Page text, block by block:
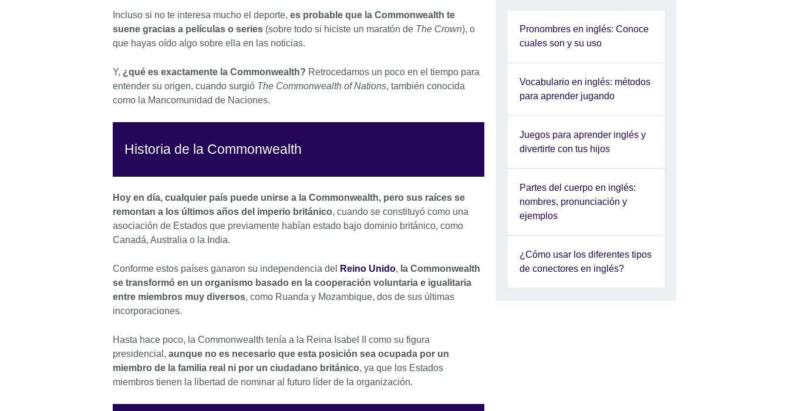
Incluso si no te interesa mucho el deporte, es probable que la Commonwealth te
suene gracias a películas o series (sobre todo si hiciste un maratón de The Crown), o
que hayas oído algo sobre ella en las noticias.
Y, ¿qué es exactamente la Commonwealth? Retrocedamos un poco en el tiempo para
entender su origen, cuando surgió The Commonwealth of Nations, también conocida
como la Mancomunidad de Naciones.
Historia de la Commonwealth
Hoy en día, cualquier país puede unirse a la Commonwealth, pero sus raíces se
remontan a los últimos años del imperio británico, cuando se constituyó como una
asociación de Estados que previamente habían estado bajo dominio británico, como
Canadá, Australia o la India.
Conforme estos países ganaron su independencia del Reino Unido, la Commonwealth
se transformó en un organismo basado en la cooperación voluntaria e igualitaria
entre miembros muy diversos, como Ruanda y Mozambique, dos de sus últimas
incorporaciones.
Hasta hace poco, la Commonwealth tenía a la Reina Isabel II como su figura
presidencial, aunque no es necesario que esta posición sea ocupada por un
miembro de la familia real ni por un ciudadano británico, ya que los Estados
miembros tienen la libertad de nominar al futuro líder de la organización.
Pronombres en inglés: Conoce
cuales son y su uso
Vocabulario en inglés: métodos
para aprender jugando
Juegos para aprender inglés y
divertirte con tus hijos
Partes del cuerpo en inglés:
nombres, pronunciación y
ejemplos
¿Cómo usar los diferentes tipos
de conectores en inglés?